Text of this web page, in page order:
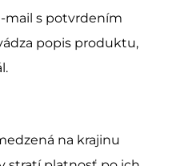
mail s potvrdením
popis produktu,
na krajinu